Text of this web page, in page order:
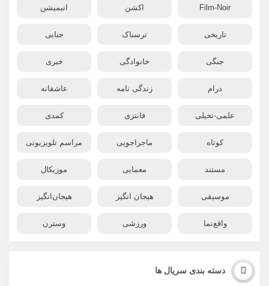
Film-Noir اکشن انیمیشن
تاریخی ترسناک جنایی
جنگی خانوادگی خبری
درام زندگی نامه عاشقانه
علمی-تخیلی فانتزی کمدی
کوتاه ماجراجویی مراسم تلویزیونی
مستند معمایی موزیکال
موسیقی هیجان انگیز هیجان‌انگیز
واقع‌نما ورزشی وسترن
دسته بندی سریال ها